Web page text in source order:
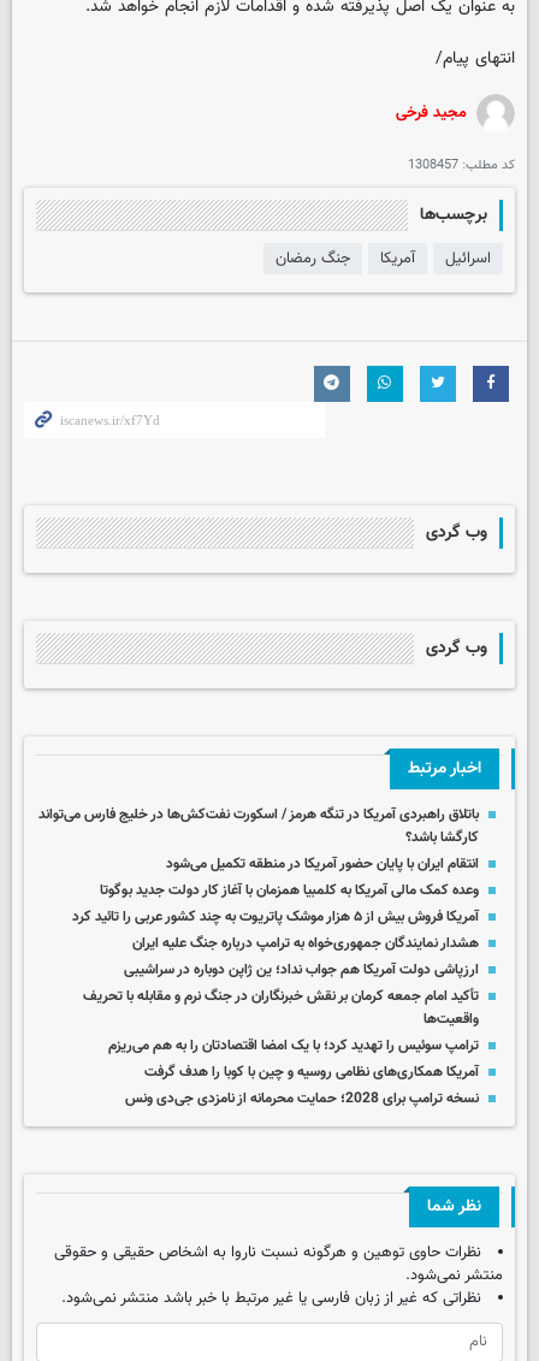
به عنوان یک اصل پذیرفته شده و اقدامات لازم انجام خواهد شد.
انتهای پیام/
مجید فرخی
کد مطلب: 1308457
برچسب‌ها
اسرائیل آمریکا جنگ رمضان
وب گردی
وب گردی
اخبار مرتبط
باتلاق راهبردی آمریکا در تنگه هرمز / اسکورت نفت‌کش‌ها در خلیج فارس می‌تواند
کارگشا باشد؟
انتقام ایران با پایان حضور آمریکا در منطقه تکمیل می‌شود
وعده کمک مالی آمریکا به کلمبیا همزمان با آغاز کار دولت جدید بوگوتا
آمریکا فروش بیش از ۵ هزار موشک پاتریوت به چند کشور عربی را تائید کرد
هشدار نمایندگان جمهوری‌خواه به ترامپ درباره جنگ علیه ایران
ارزپاشی دولت آمریکا هم جواب نداد؛ ین ژاپن دوباره در سراشیبی
تأکید امام جمعه کرمان بر نقش خبرنگاران در جنگ نرم و مقابله با تحریف
واقعیت‌ها
ترامپ سوئیس را تهدید کرد؛ با یک امضا اقتصادتان را به هم می‌ریزم
آمریکا همکاری‌های نظامی روسیه و چین با کوبا را هدف گرفت
نسخه ترامپ برای 2028؛ حمایت محرمانه از نامزدی جی‌دی ونس
نظر شما
نظرات حاوی توهین و هرگونه نسبت ناروا به اشخاص حقیقی و حقوقی
منتشر نمی‌شود.
نظراتی که غیر از زبان فارسی یا غیر مرتبط با خبر باشد منتشر نمی‌شود.